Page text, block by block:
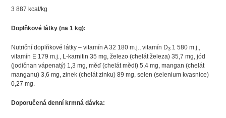
3 887 kcal/kg
Doplňkové látky (na 1 kg):
Nutriční doplňkové látky – vitamín A 32 180 m.j., vitamín D3 1 580 m.j.,
vitamín E 179 m.j., L-karnitin 35 mg, železo (chelát železa) 35,7 mg, jód
(jodičnan vápenatý) 1,3 mg, měď (chelát mědi) 5,4 mg, mangan (chelát
manganu) 3,6 mg, zinek (chelát zinku) 89 mg, selen (selenium kvasnice)
0,27 mg.
Doporučená denní krmná dávka: